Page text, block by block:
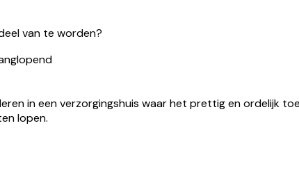
van te worden?
in een verzorgingshuis waar het prettig en ordelijk
lopen.